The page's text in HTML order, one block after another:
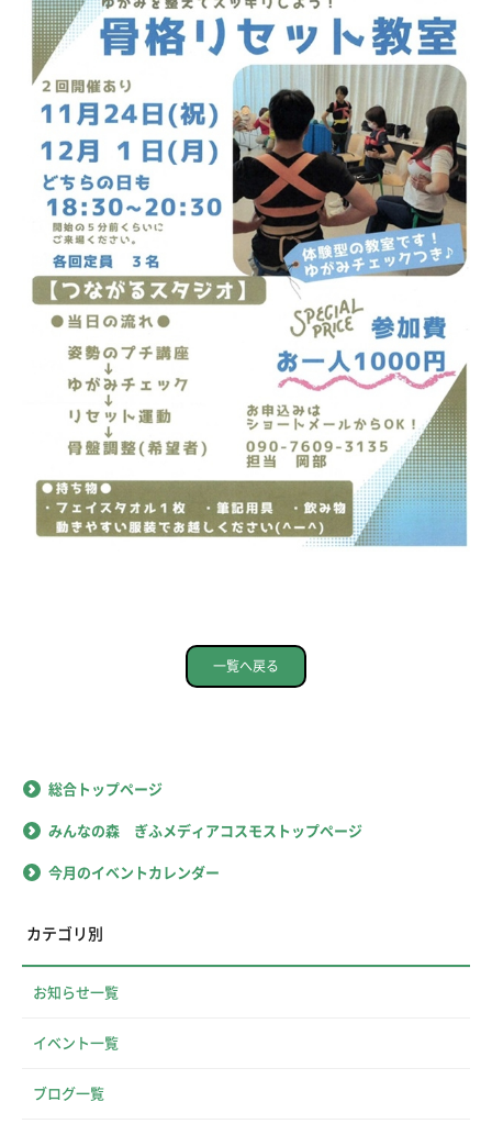
一覧へ戻る
総合トップページ
みんなの森 ぎふメディアコスモストップページ
今月のイベントカレンダー
カテゴリ別
お知らせ一覧
イベント一覧
ブログ一覧